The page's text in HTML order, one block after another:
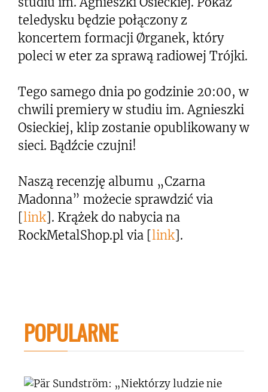
teledysku będzie połączony z
koncertem formacji Ørganek, który
poleci w eter za sprawą radiowej Trójki.
Tego samego dnia po godzinie 20:00, w
chwili premiery w studiu im. Agnieszki
Osieckiej, klip zostanie opublikowany w
sieci. Bądźcie czujni!
Naszą recenzję albumu „Czarna
Madonna” możecie sprawdzić via
[link]. Krążek do nabycia na
RockMetalShop.pl via [link].
POPULARNE